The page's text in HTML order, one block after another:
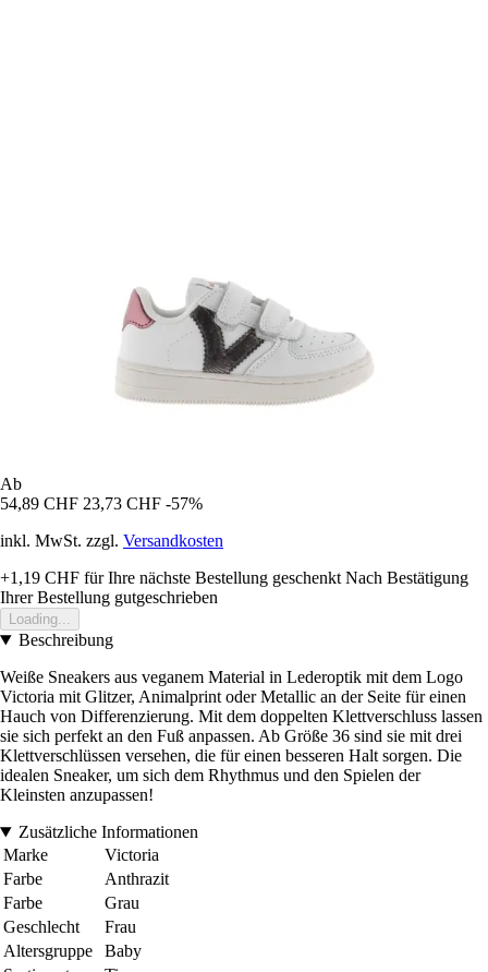
Ab
54,89 CHF 23,73 CHF -57%
inkl. MwSt. zzgl. Versandkosten
+1,19 CHF für Ihre nächste Bestellung geschenkt Nach Bestätigung
Ihrer Bestellung gutgeschrieben
Loading...
Beschreibung
Weiße Sneakers aus veganem Material in Lederoptik mit dem Logo
Victoria mit Glitzer, Animalprint oder Metallic an der Seite für einen
Hauch von Differenzierung. Mit dem doppelten Klettverschluss lassen
sie sich perfekt an den Fuß anpassen. Ab Größe 36 sind sie mit drei
Klettverschlüssen versehen, die für einen besseren Halt sorgen. Die
idealen Sneaker, um sich dem Rhythmus und den Spielen der
Kleinsten anzupassen!
Zusätzliche Informationen
Marke
Victoria
Farbe
Anthrazit
Farbe
Grau
Geschlecht
Frau
Altersgruppe
Baby